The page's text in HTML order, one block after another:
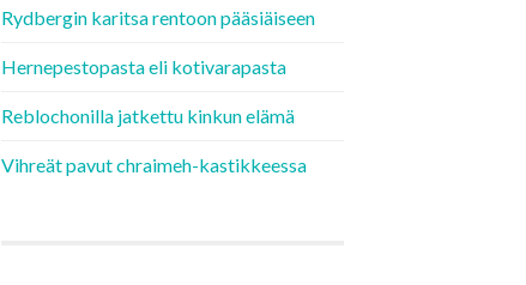
Rydbergin karitsa rentoon pääsiäiseen
Hernepestopasta eli kotivarapasta
Reblochonilla jatkettu kinkun elämä
Vihreät pavut chraimeh-kastikkeessa